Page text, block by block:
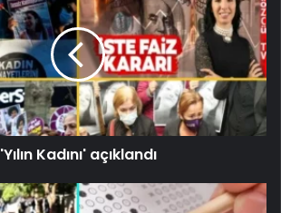
'Yılın Kadını' açıklandı